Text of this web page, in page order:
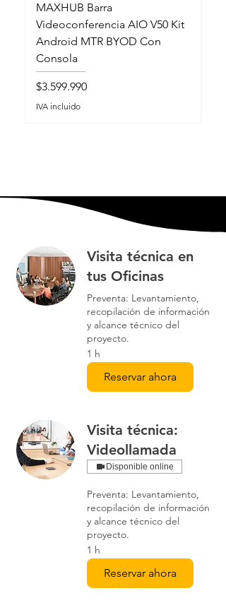
MAXHUB Barra
Videoconferencia AIO V50 Kit
Android MTR BYOD Con
Consola
Precio
$3.599.990
IVA incluido
Visita técnica en
tus Oficinas
Preventa: Levantamiento,
recopilación de información
y alcance técnico del
proyecto.
1 h
Reservar ahora
Visita técnica:
Videollamada
Disponible online
Preventa: Levantamiento,
recopilación de información
y alcance técnico del
proyecto.
1 h
Reservar ahora